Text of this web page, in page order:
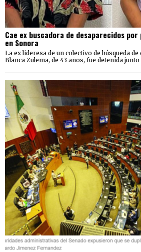
Cae ex buscadora de desaparecidos
en Sonora
La ex lideresa de un colectivo de búsqueda
Blanca Zulema, de 43 años, fue detenida